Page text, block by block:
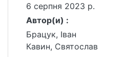
6 серпня 2023 р.
Автор(и) :
Брацук, Іван
Кавин, Cвятослав